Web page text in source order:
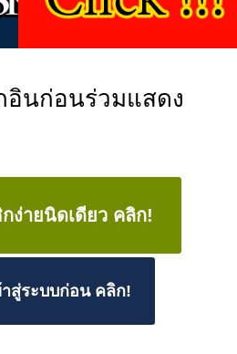
นก่อนร่วมแสดง
ง่ายนิดเดียว คลิก!
สู่ระบบก่อน คลิก!